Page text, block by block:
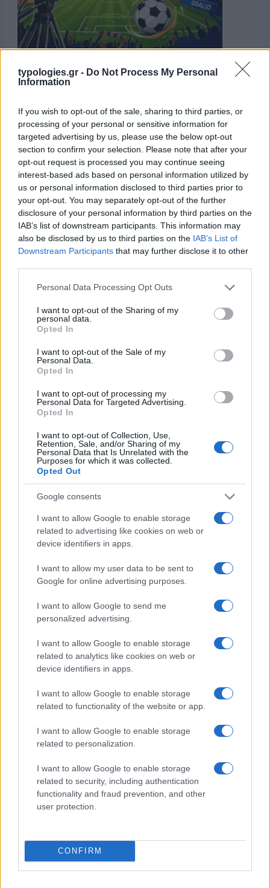
typologies.gr - Do Not Process My Personal
Information
If you wish to opt-out of the sale, sharing to third parties, or
processing of your personal or sensitive information for
targeted advertising by us, please use the below opt-out
section to confirm your selection. Please note that after your
opt-out request is processed you may continue seeing
interest-based ads based on personal information utilized by
us or personal information disclosed to third parties prior to
your opt-out. You may separately opt-out of the further
disclosure of your personal information by third parties on the
IAB’s list of downstream participants. This information may
also be disclosed by us to third parties on the IAB’s List of
Downstream Participants that may further disclose it to other
Please note that this website/app uses one or more Google
not limited to your visit or usage behaviour. You may click to
grant or deny consent to Google and its third-party tags to
use your data for below specified purposes in below Google
consent section.
Personal Data Processing Opt Outs
I want to opt-out of the Sharing of my
personal data.
Opted In
I want to opt-out of the Sale of my
Personal Data.
Opted In
I want to opt-out of processing my
Personal Data for Targeted Advertising.
Opted In
I want to opt-out of Collection, Use,
Retention, Sale, and/or Sharing of my
Personal Data that Is Unrelated with the
Purposes for which it was collected.
Opted Out
Google consents
I want to allow Google to enable storage
related to advertising like cookies on web or
device identifiers in apps.
I want to allow my user data to be sent to
Google for online advertising purposes.
I want to allow Google to send me
personalized advertising.
I want to allow Google to enable storage
related to analytics like cookies on web or
device identifiers in apps.
I want to allow Google to enable storage
related to functionality of the website or app.
I want to allow Google to enable storage
related to personalization.
I want to allow Google to enable storage
related to security, including authentication
functionality and fraud prevention, and other
user protection.
CONFIRM
Η ΣΤΗΛΗ ΜΑΣ
της Ζωής μας
το ελληνικό καλοκαίρι και ένας
πολιτισμός που μας ενώνει κάθε μέρα.
ΟΣΑ ΧΡΕΙΑΖΕΣΑΙ
ΓΙΑ ΤΟ ΚΑΛΟΚΑΙΡΙ ΣΟΥ →
ΤΟ ΠΑΡΟΝ ΤΗΣ ΚΥΡΙΑΚΗΣ